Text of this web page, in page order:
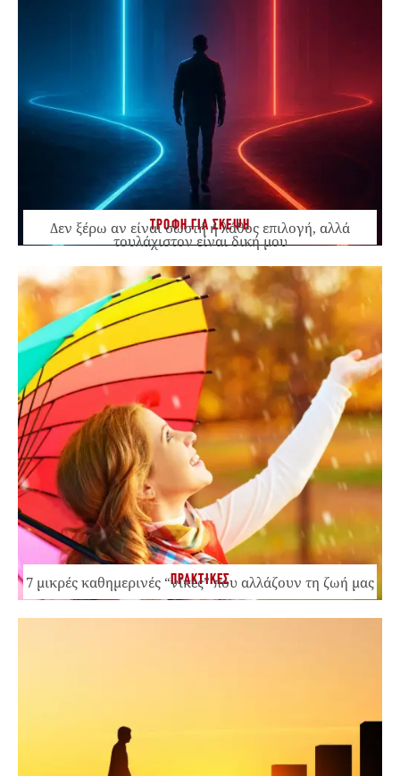
ΤΡΟΦΗ ΓΙΑ ΣΚΕΨΗ
Δεν ξέρω αν είναι σωστή ή λάθος επιλογή, αλλά
τουλάχιστον είναι δική μου
ΠΡΑΚΤΙΚΕΣ
7 μικρές καθημερινές “νίκες” που αλλάζουν τη ζωή μας